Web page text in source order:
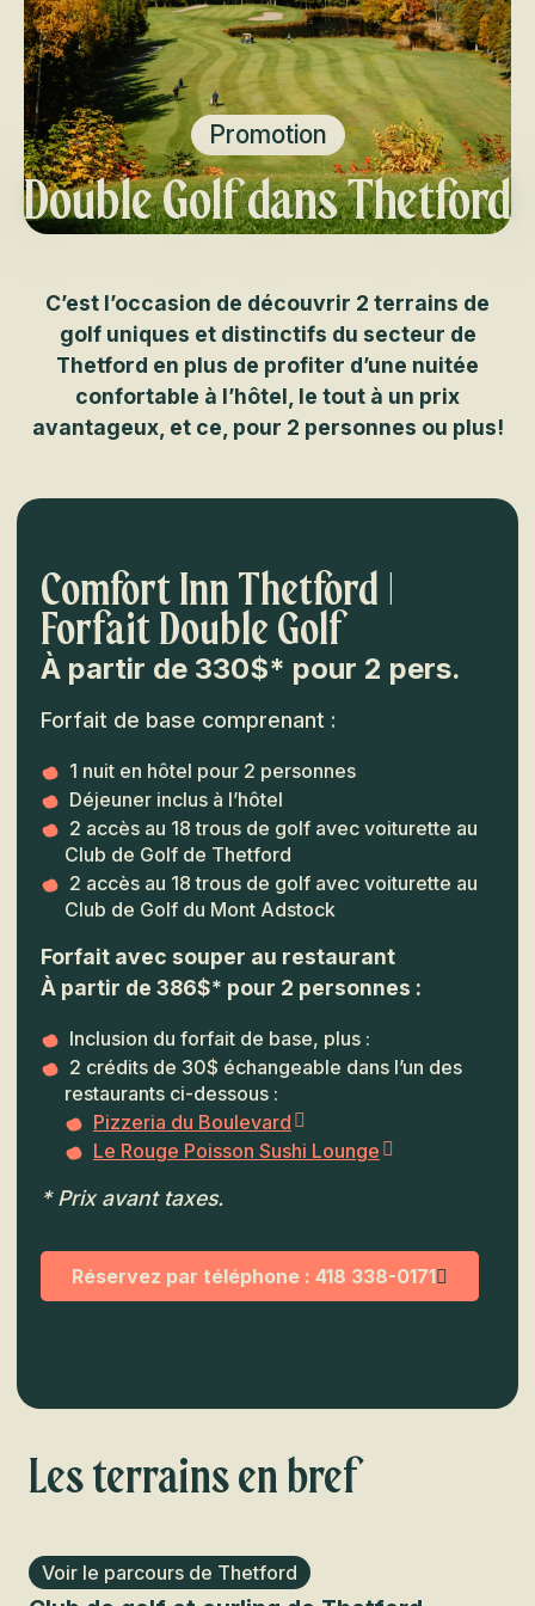
Promotion
Double Golf dans Thetford
C’est l’occasion de découvrir 2 terrains de
golf uniques et distinctifs du secteur de
Thetford en plus de profiter d’une nuitée
confortable à l’hôtel, le tout à un prix
avantageux, et ce, pour 2 personnes ou plus!
Comfort Inn Thetford |
Forfait Double Golf
À partir de 330$* pour 2 pers.
Forfait de base comprenant :
1 nuit en hôtel pour 2 personnes
Déjeuner inclus à l’hôtel
2 accès au 18 trous de golf avec voiturette au
Club de Golf de Thetford
2 accès au 18 trous de golf avec voiturette au
Club de Golf du Mont Adstock
Forfait avec souper au restaurant
À partir de 386$* pour 2 personnes :
Inclusion du forfait de base, plus :
2 crédits de 30$ échangeable dans l’un des
restaurants ci-dessous :
Pizzeria du Boulevard
Le Rouge Poisson Sushi Lounge
* Prix avant taxes.
Réservez par téléphone : 418 338-0171
Les terrains en bref
Voir le parcours de Thetford